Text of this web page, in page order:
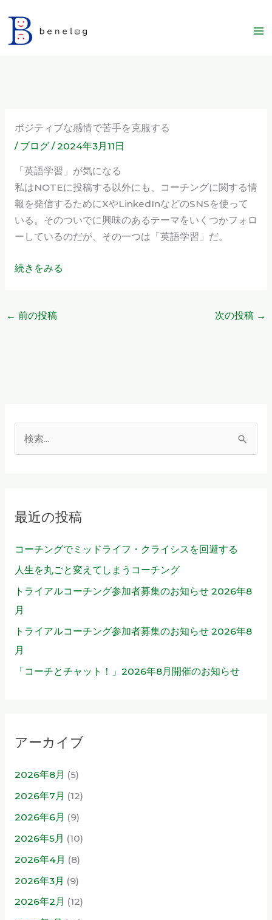
を
ポジティブな感情で苦手を克服する
/ ブログ/2024年3月11日
「英語学習」が気になる
私はNOTEに投稿する以外にも、コーチングに関する情
報を発信するためにXやLinkedInなどのSNSを使って
いる。そのついでに興味のあるテーマをいくつかフォロ
ーしているのだが、その一つは「英語学習」だ。
続きをみる
← 前の投稿 次の投稿 →
:最近の投稿
コーチングでミッドライフ・クライシスを回避する
人生を丸ごと変えてしまうコーチング
トライアルコーチング参加者募集のお知らせ 2026年8
月
トライアルコーチング参加者募集のお知らせ 2026年8
月
「コーチとチャット！」2026年8月開催のお知らせ
アーカイブ
2026年8月 (5)
2026年7月 (12)
2026年6月 (9)
2026年5月 (10)
2026年4月 (8)
2026年3月 (9)
2026年2月 (12)